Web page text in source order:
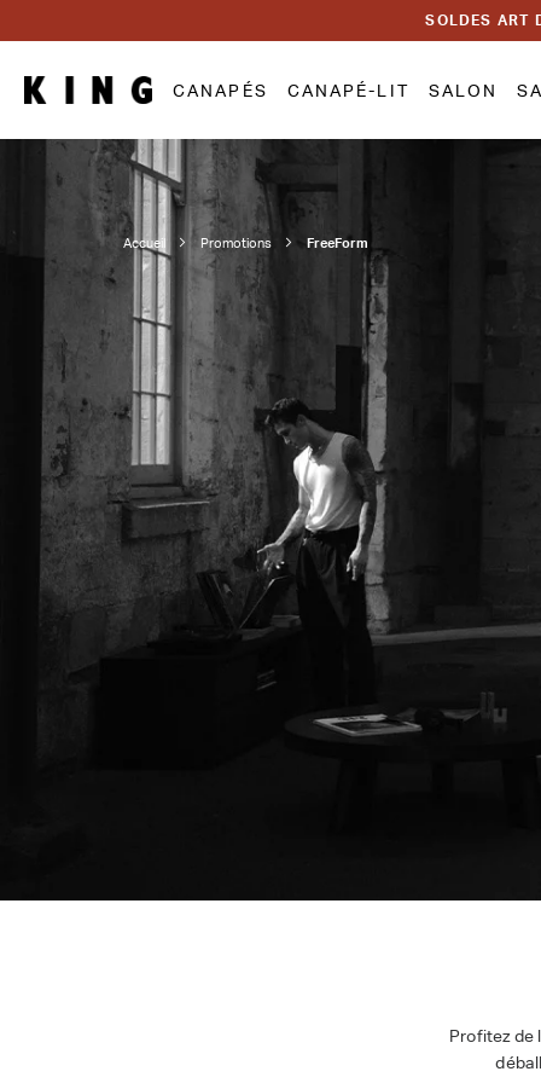
SOLDES ART
CANAPÉS CANAPÉ-LIT SALON
Accueil Promotions FreeForm
Profitez de